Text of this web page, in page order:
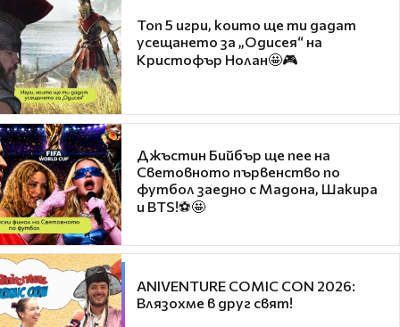
Топ 5 игри, които ще ти дадат
усещането за „Одисея“ на
Кристофър Нолан🤩🎮
Джъстин Бийбър ще пее на
Световното първенство по
футбол заедно с Мадона, Шакира
и BTS!⚽🤩
ANIVENTURE COMIC CON 2026:
Влязохме в друг свят!